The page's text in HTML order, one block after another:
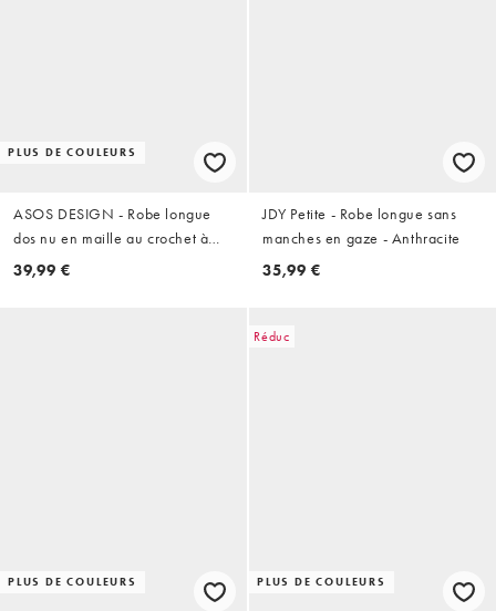
PLUS DE COULEURS
ASOS DESIGN - Robe longue
dos nu en maille au crochet à
rayures
39,99 €
JDY Petite - Robe longue sans
manches en gaze - Anthracite
35,99 €
PLUS DE COULEURS
Réduc
PLUS DE COULEURS